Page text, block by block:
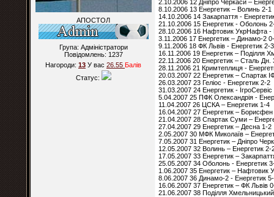
АПОСТОЛ
Група: Адміністратори
Повідомлень: 1237
Нагороди: 13 У вас 26.55 Балiв
Статус:
2.10.2006 12 Дніпро Черкаси –
8.10.2006 13 Енергетик – Волинь 2-1
14.10.2006 14 Закарпаття -
21.10.2006 15 Енергетик - Оболонь
28.10.2006 16 Нафтовик УкрНафта -
3.11.2006 17 Енергетик – Динамо-2
9.11.2006 18 ФК Львів - Енергетик 2-3
16.11.2006 19 Енергетик – Поділля
22.11.2006 20 Енергетик – Сталь Дн.
28.11.2006 21 Кримтеплиця -
20.03.2007 22 Енергетик – Спартак
26.03.2007 23 Геліос - Енергетик 2-2
31.03.2007 24 Енергетик -
5.04.2007 25 ПФК Олександрія -
11.04.2007 26 ЦСКА – Енергетик 1-4
16.04.2007 27 Енергетик – Борисфен
21.04.2007 28 Спартак Суми –
27.04.2007 29 Енергетик – Десна 1-2
2.05.2007 30 МФК Миколаїв –
7.05.2007 31 Енергетик – Дніпро
12.05.2007 32 Волинь – Енергетик 2-
17.05.2007 33 Енергетик –
25.05.2007 34 Оболонь - Енергетик
1.06.2007 35 Енергетик – Нафтовик
8.06.2007 36 Динамо-2 - Енергетик
16.06.2007 37 Енергетик – ФК Львів
21.06.2007 38 Поділля